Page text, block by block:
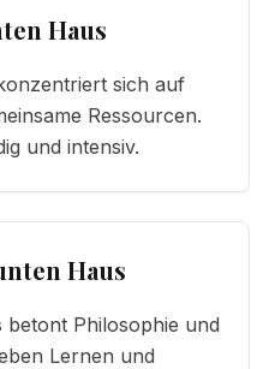
Haus
sich auf
Ressourcen.
und intensiv.
Haus
Philosophie und
Lernen und